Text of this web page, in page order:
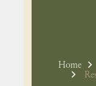
Home